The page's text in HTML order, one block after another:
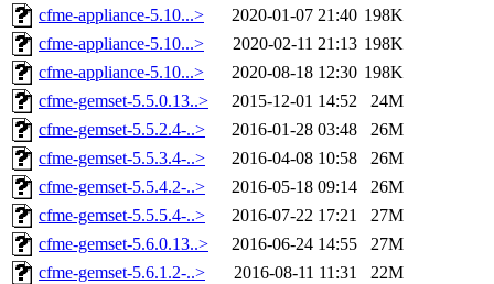
cfme-appliance-5.10...>
2020-01-07 21:40 198K
cfme-appliance-5.10...>
2020-02-11 21:13 198K
cfme-appliance-5.10...>
2020-08-18 12:30 198K
cfme-gemset-5.5.0.13..>
2015-12-01 14:52
24M
cfme-gemset-5.5.2.4-..>
2016-01-28 03:48
26M
cfme-gemset-5.5.3.4-..>
2016-04-08 10:58
26M
cfme-gemset-5.5.4.2-..>
2016-05-18 09:14
26M
cfme-gemset-5.5.5.4-..>
2016-07-22 17:21
27M
cfme-gemset-5.6.0.13..>
2016-06-24 14:55
27M
cfme-gemset-5.6.1.2-..>
2016-08-11 11:31
22M